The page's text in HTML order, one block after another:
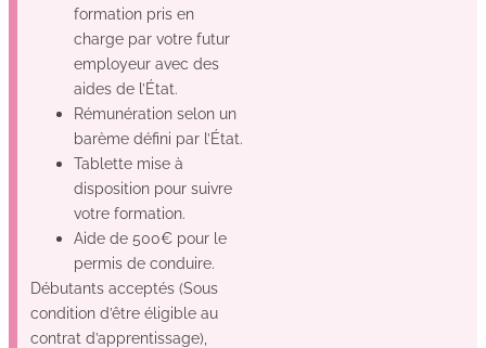
formation pris en
charge par votre futur
employeur avec des
aides de l’État.
Rémunération selon un
barème défini par l’État.
Tablette mise à
disposition pour suivre
votre formation.
Aide de 500€ pour le
permis de conduire.
Débutants acceptés (Sous
condition d’être éligible au
contrat d’apprentissage),